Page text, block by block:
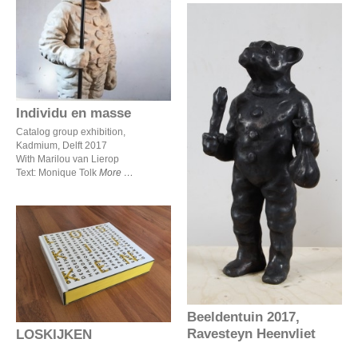
Individu en masse
Catalog group exhibition,
Kadmium, Delft 2017
With Marilou van Lierop
Text: Monique Tolk More
Beeldentuin 2017,
Ravesteyn Heenvliet
Beeldentuin 2017,
Ravesteyn Heenvliet
LOSKIJKEN
LOSKIJKEN